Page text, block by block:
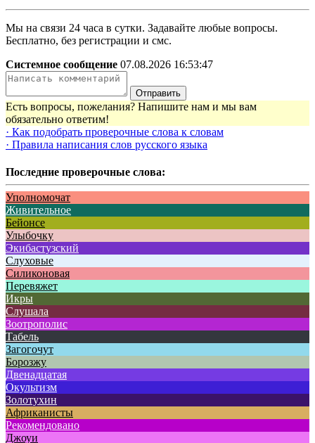
Мы на связи 24 часа в сутки. Задавайте любые вопросы.
Бесплатно, без регистрации и смс.
Системное сообщение 07.08.2026 16:53:47
Отправить
Есть вопросы, пожелания? Напишите нам и мы вам
обязательно ответим!
· Как подобрать проверочные слова к словам
· Правила написания слов русского языка
Последние проверочные слова:
Уполномочат
Живительное
Бейонсе
Улыбочку
Экибастузский
Слуховые
Силиконовая
Перевяжет
Икры
Слушала
Зоотрополис
Табель
Загогочут
Борозжу
Двенадцатая
Окультизм
Золотухин
Африканисты
Рекомендовано
Джоуи